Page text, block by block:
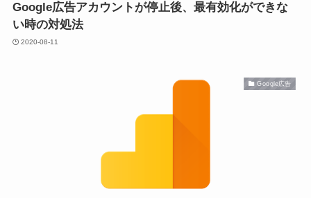
Google広告アカウントが停止後、最有効化ができな
い時の対処法
2020-08-11
Google広告